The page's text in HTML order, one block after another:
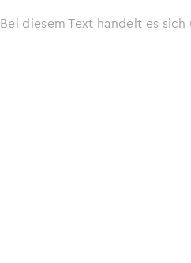
Bei diesem Text handelt es